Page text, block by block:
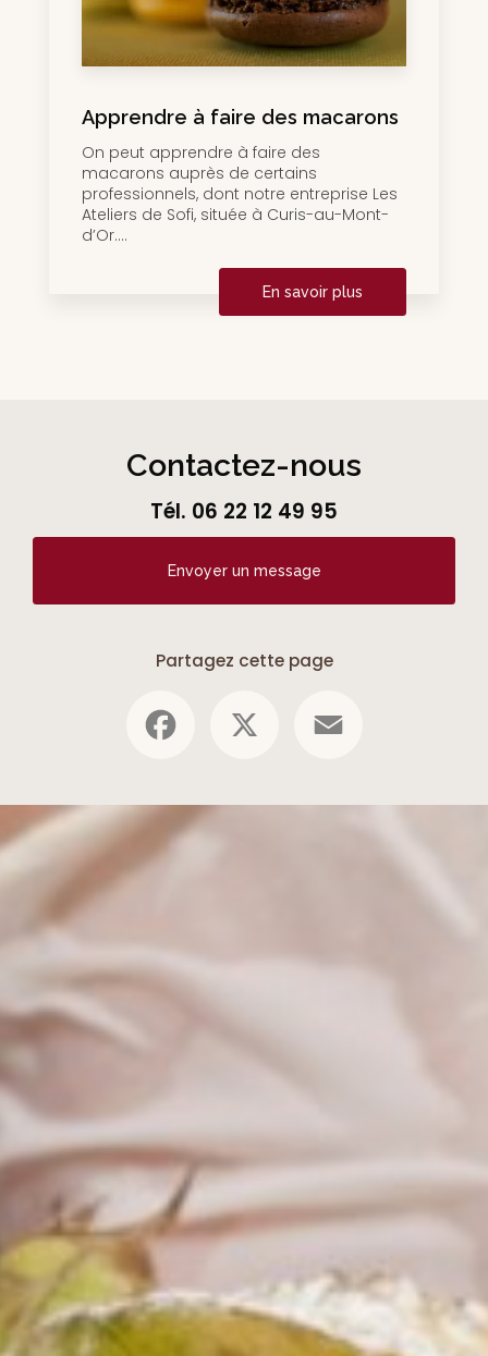
Apprendre à faire des macarons
On peut apprendre à faire des
macarons auprès de certains
professionnels, dont notre entreprise Les
Ateliers de Sofi, située à Curis-au-Mont-
d’Or....
En savoir plus
Contactez-nous
Tél. 06 22 12 49 95
Envoyer un message
Partagez cette page